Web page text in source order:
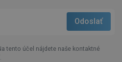
tento účel nájdete naše kontaktné